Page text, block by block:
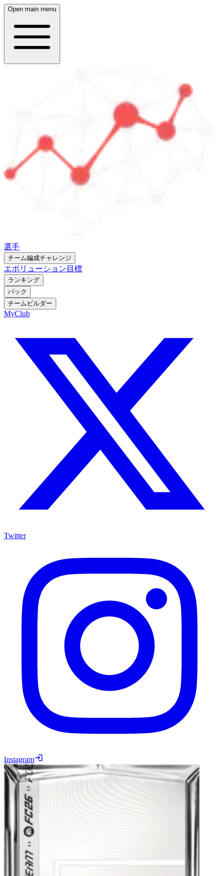
Open main menu
選手
チーム編成チャレンジ
エボリューション 目標
ランキング
パック
チームビルダー
MyClub
Twitter
Instagram